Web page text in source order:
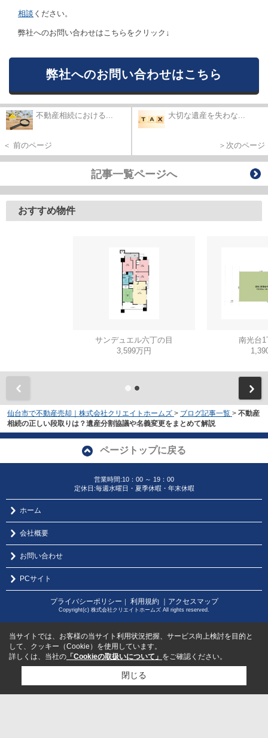
相談 ください。
弊社へのお問い合わせはこちらをクリック↓
弊社へのお問い合わせはこちら
不動産相続における...
＜ 前のページ
大切な遺産を失わな...
＞次のページ
記事一覧ページへ
おすすめ物件
サンデュエル六丁の目
3,599万円
南光台
仙台市で不動産売却｜株式会社クリエイトホームズ > ブログ記事一覧 > 不動産
相続の正しい段取りは？遺産分割協議や名義変更をまとめて解説
ページトップに戻る
営業時間:10：00 ～ 19：00
定休日:毎週水曜日・夏季休暇・年末休暇
ホーム
会社概要
お問い合わせ
PCサイト
プライバシーポリシー 利用規約 ｜アクセスマップ
Copyright(c) 株式会社クリエイトホームズ All rights reserved.
当サイトでは、お客様の当サイト利用状況把握、サービス向上検討を目的と
して、クッキー（Cookie）を使用しています。
詳しくは、当社の 「Cookieの取扱いについて」 をご確認ください。
閉じる